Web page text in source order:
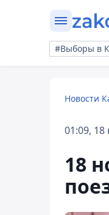
#Выборы в
Новости
01:09,
18